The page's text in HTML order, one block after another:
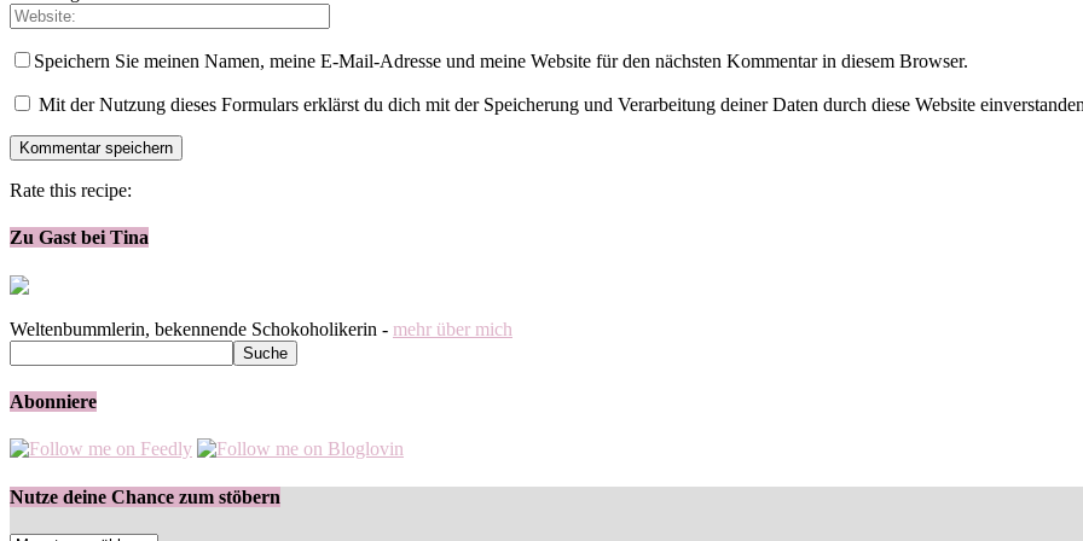
Speichern Sie meinen Namen, meine E-Mail-Adresse und meine Website für den nächsten Kommentar in diesem Browser.
Mit der Nutzung dieses Formulars erklärst du dich mit der Speicherung und Verarbeitung deiner Daten durch diese Website
Rate this recipe:
Zu Gast bei Tina
Weltenbummlerin, bekennende Schokoholikerin - mehr über mich
Abonniere
Nutze deine Chance zum stöbern